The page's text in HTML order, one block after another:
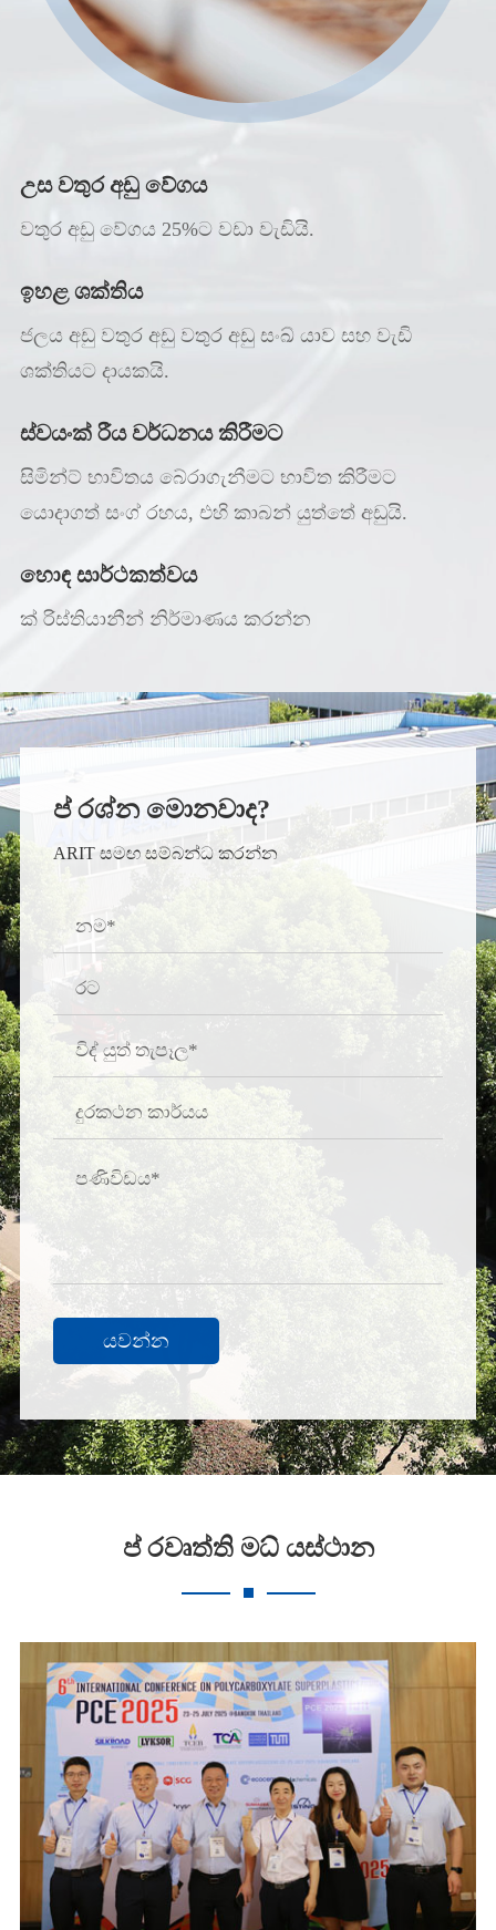
උස වතුර අඩු වේගය
වතුර අඩු වේගය 25%ට වඩා වැඩියි.
ඉහළ ශක්තිය
ජලය අඩු වතුර අඩු වතුර අඩු සංඛ් යාව සහ වැඩි
ශක්තියට දායකයි.
ස්වයංක් රීය වර්ධනය කිරීමට
සිමින්ට් භාවිතය බේරාගැනීමට භාවිත කිරීමට
යොදාගත් සංග් රහය, එහි කාබන් යුත්තේ අඩුයි.
හොඳ සාර්ථකත්වය
ක් රිස්තියානීන් නිර්මාණය කරන්න
ප් රශ්න මොනවාද?
ARIT සමඟ සම්බන්ධ කරන්න
යවන්න
ප් රවෘත්ති මධ් යස්ථාන